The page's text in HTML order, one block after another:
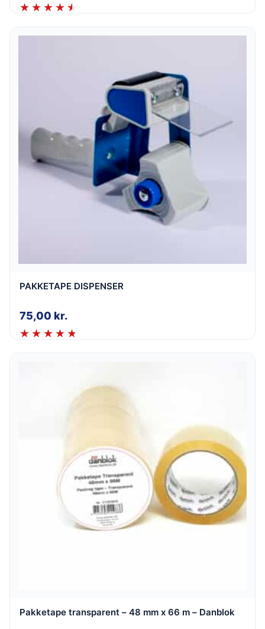
PAKKETAPE DISPENSER
75,00 kr.
Pakketape transparent – 48 mm x 66 m – Danblok